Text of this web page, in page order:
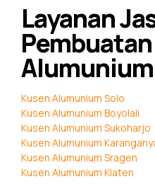
Layanan
Kusen Alumunium Solo
Kusen Alumunium Boyolali
Kusen Alumunium Sukoharjo
Kusen Alumunium
Kusen Alumunium Sragen
Kusen Alumunium Klaten